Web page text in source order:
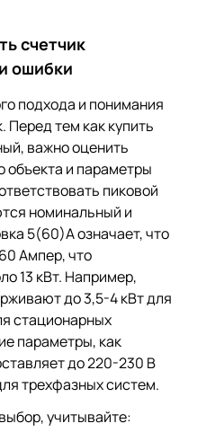
счетчик
ошибки
подхода и понимания
Перед тем как купить
важно оценить
объекта и параметры
пиковой
номинальный и
5(60)А означает, что
Ампер, что
13 кВт. Например,
до 3,5-4 кВт для
стационарных
параметры, как
до 220-230 В
трехфазных систем.
учитывайте: